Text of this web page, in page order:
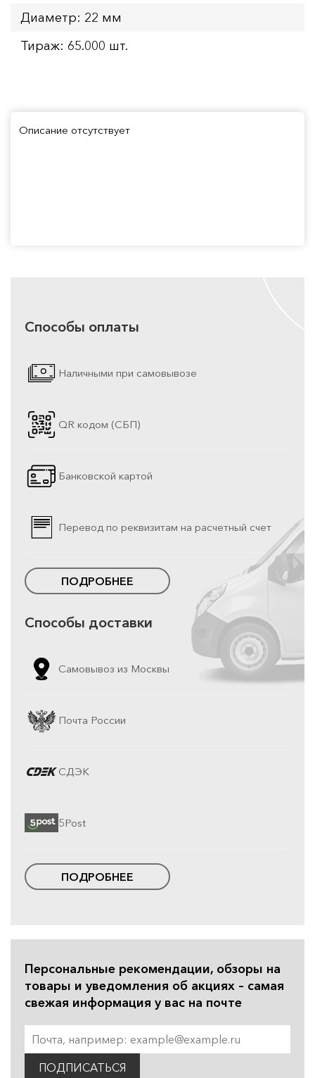
Диаметр: 22 мм
Тираж: 65.000 шт.
Описание отсутствует
Способы оплаты
Наличными при самовывозе
QR кодом (СБП)
Банковской картой
Перевод по реквизитам на расчетный счет
ПОДРОБНЕЕ
Способы доставки
Самовывоз из Москвы
Почта России
СДЭК
5Post
ПОДРОБНЕЕ
Персональные рекомендации, обзоры на
товары и уведомления об акциях – самая
свежая информация у вас на почте
ПОДПИСАТЬСЯ